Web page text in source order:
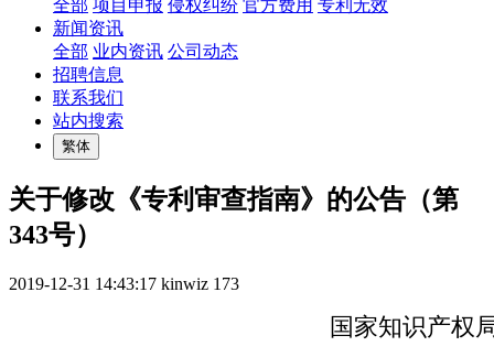
全部 项目申报 侵权纠纷 官方费用 专利无效
新闻资讯
全部 业内资讯 公司动态
招聘信息
联系我们
站内搜索
繁体
关于修改《专利审查指南》的公告（第
343号）
2019-12-31 14:43:17 kinwiz 173
国家知识产权